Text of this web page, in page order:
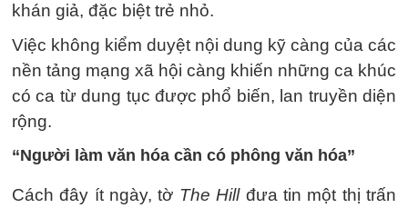
khán giả, đặc biệt trẻ nhỏ.
Việc không kiểm duyệt nội dung kỹ càng của các
nền tảng mạng xã hội càng khiến những ca khúc
có ca từ dung tục được phổ biến, lan truyền diện
rộng.
“Người làm văn hóa cần có phông văn hóa”
Cách đây ít ngày, tờ The Hill đưa tin một thị trấn